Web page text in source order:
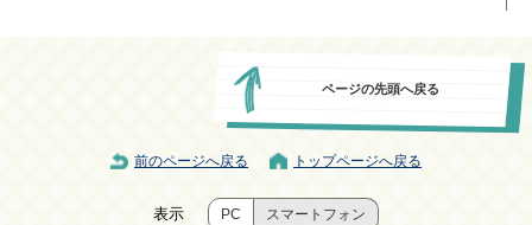
ページの先頭へ戻る
前のページへ戻る トップページへ戻る
表示 PC スマートフォン